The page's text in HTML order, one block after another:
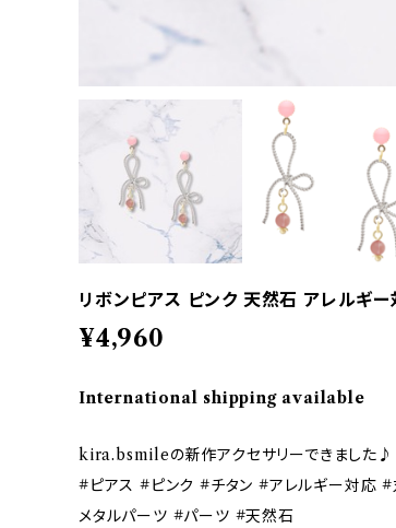
リボンピアス ピンク 天然石 アレルギー
¥4,960
International shipping available
kira.bsmileの新作アクセサリーできました
#ピアス #ピンク #チタン #アレルギー対応
メタルパーツ #パーツ #天然石